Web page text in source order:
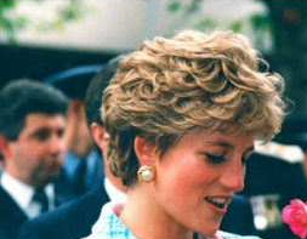
GROŽIS
SVEIKATA
APIE MANE
PSICHOLOGIJA